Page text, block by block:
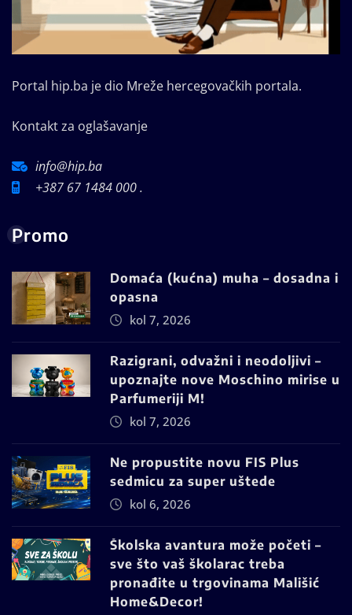
Portal hip.ba je dio Mreže hercegovačkih portala.
Kontakt za oglašavanje
info@hip.ba
+387 67 1484 000 .
Promo
Domaća (kućna) muha – dosadna i
opasna
kol 7, 2026
Razigrani, odvažni i neodoljivi –
upoznajte nove Moschino mirise u
Parfumeriji M!
kol 7, 2026
Ne propustite novu FIS Plus
sedmicu za super uštede
kol 6, 2026
Školska avantura može početi –
sve što vaš školarac treba
pronađite u trgovinama Mališić
Home&Decor!